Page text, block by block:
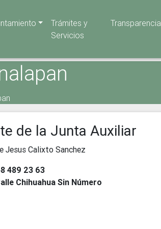
Trámites y
Servicios
Transparencia
de la Junta Auxiliar
Jesus Calixto Sanchez
489 23 63
Chihuahua Sin Número